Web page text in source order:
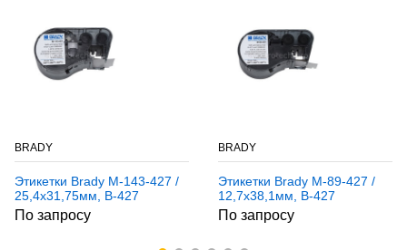
BRADY
Этикетки Brady M-143-427 /
25,4x31,75мм, B-427
По запросу
BRADY
Этикетки Brady M-89-427 /
12,7x38,1мм, B-427
По запросу